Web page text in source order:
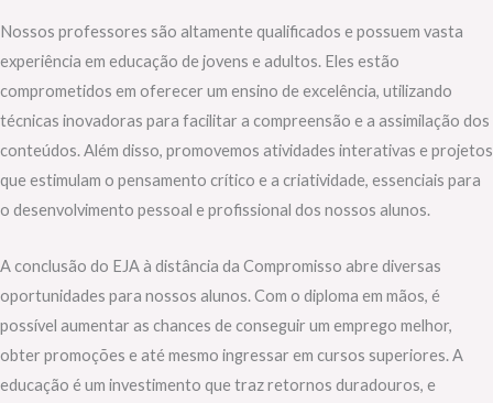
Nossos professores são altamente qualificados e possuem vasta
experiência em educação de jovens e adultos. Eles estão
comprometidos em oferecer um ensino de excelência, utilizando
técnicas inovadoras para facilitar a compreensão e a assimilação dos
conteúdos. Além disso, promovemos atividades interativas e projetos
que estimulam o pensamento crítico e a criatividade, essenciais para
o desenvolvimento pessoal e profissional dos nossos alunos.
A conclusão do EJA à distância da Compromisso abre diversas
oportunidades para nossos alunos. Com o diploma em mãos, é
possível aumentar as chances de conseguir um emprego melhor,
obter promoções e até mesmo ingressar em cursos superiores. A
educação é um investimento que traz retornos duradouros, e